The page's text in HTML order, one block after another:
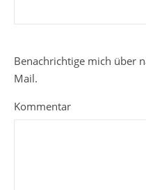
Benachrichtige mich über
Mail.
Kommentar